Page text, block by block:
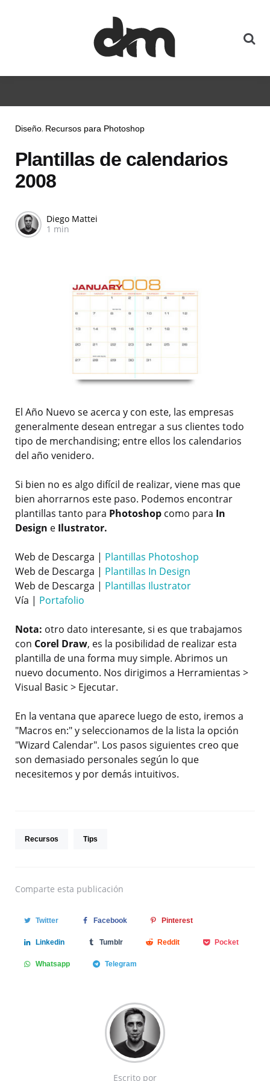
Categories
Diseño Recursos para Photoshop
Plantillas de calendarios
2008
Posted
by
Diego Mattei
1 min
El Año Nuevo se acerca y con este, las empresas
generalmente desean entregar a sus clientes todo
tipo de merchandising; entre ellos los calendarios
del año venidero.
Si bien no es algo difícil de realizar, viene mas que
bien ahorrarnos este paso. Podemos encontrar
plantillas tanto para Photoshop como para In
Design e Ilustrator.
Web de Descarga | Plantillas Photoshop
Web de Descarga | Plantillas In Design
Web de Descarga | Plantillas Ilustrator
Vía | Portafolio
Nota: otro dato interesante, si es que trabajamos
con Corel Draw, es la posibilidad de realizar esta
plantilla de una forma muy simple. Abrimos un
nuevo documento. Nos dirigimos a Herramientas >
Visual Basic > Ejecutar.
En la ventana que aparece luego de esto, iremos a
"Macros en:" y seleccionamos de la lista la opción
"Wizard Calendar". Los pasos siguientes creo que
son demasiado personales según lo que
necesitemos y por demás intuitivos.
Recursos Tips
Comparte esta publicación
Twitter Facebook Pinterest
Linkedin Tumblr Reddit Pocket
Whatsapp Telegram
Escrito por